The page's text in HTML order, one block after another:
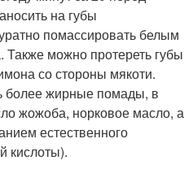
на губы
помассировать белым
Также можно протереть губы
со стороны мякоти.
более жирные помады, в
жожоба, норковое масло, а
естественного
кислоты).